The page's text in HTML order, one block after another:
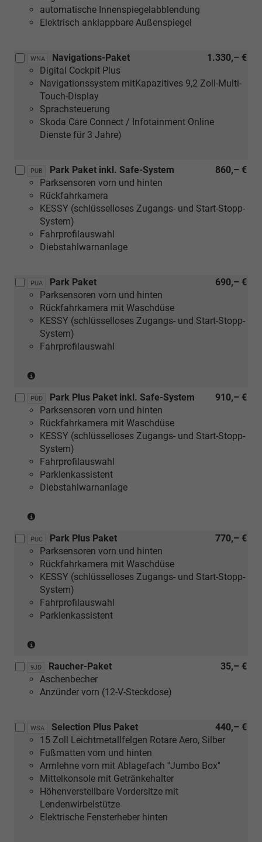
automatische Innenspiegelabblendung
Elektrisch anklappbare Außenspiegel
WNA 1.330,– €
Navigations-Paket
Digital Cockpit Plus
Navigationssystem mitKapazitives 9,2 Zoll-Multi-
Touch-Display
Sprachsteuerung
Skoda Care Connect / Infotainment Online
Dienste für 3 Jahre)
PUB 860,– €
Park Paket inkl. Safe-System
Parksensoren vorn und hinten
Rückfahrkamera
KESSY (schlüsselloses Zugangs- und Start-Stopp-
System)
Fahrprofilauswahl
Diebstahlwarnanlage
PUA 690,– €
Park Paket
Parksensoren vorn und hinten
Rückfahrkamera mit Waschdüse
KESSY (schlüsselloses Zugangs- und Start-Stopp-
System)
Fahrprofilauswahl
Verbindung
mit
1.0
MPI
59
kW)
PUD 910,– €
Park Plus Paket inkl. Safe-System
Parksensoren vorn und hinten
Rückfahrkamera mit Waschdüse
KESSY (schlüsselloses Zugangs- und Start-Stopp-
System)
Fahrprofilauswahl
Parklenkassistent
Diebstahlwarnanlage
Verbindung
mit
1.0
MPI
59
kW)
PUC 770,– €
Park Plus Paket
Parksensoren vorn und hinten
Rückfahrkamera mit Waschdüse
KESSY (schlüsselloses Zugangs- und Start-Stopp-
System)
Fahrprofilauswahl
Parklenkassistent
Verbindung
mit
1.0
kW)
9JD 35,– €
Raucher-Paket
Aschenbecher
Anzünder vorn (12-V-Steckdose)
WSA 440,– €
Selection Plus Paket
15 Zoll Leichtmetallfelgen Rotare Aero, Silber
Fußmatten vorn und hinten
Armlehne vorn mit Ablagefach ''Jumbo Box''
Mittelkonsole mit Getränkehalter
Höhenverstellbare Vordersitze mit
Lendenwirbelstütze
Elektrische Fensterheber hinten